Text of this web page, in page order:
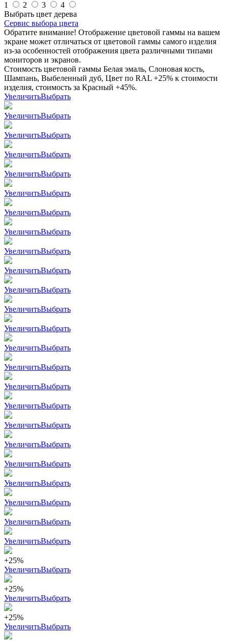
1
2 3
4
Выбрать цвет дерева
Сервис выбора цвета
Обратите внимание! Отображение цветовой гаммы на вашем
экране может отличаться от цветовой гаммы самого изделия
из-за особенностей отображения цвета различными типами
мониторов и экранов.
Стоимость цветовой гаммы Белая эмаль, Слоновая кость,
Шампань, Выбеленный дуб, Цвет по RAL +25% к стоимости
изделия, стоимость за Красный +45%.
УвеличитьВыбрать
УвеличитьВыбрать
УвеличитьВыбрать
УвеличитьВыбрать
УвеличитьВыбрать
УвеличитьВыбрать
УвеличитьВыбрать
УвеличитьВыбрать
УвеличитьВыбрать
УвеличитьВыбрать
УвеличитьВыбрать
УвеличитьВыбрать
УвеличитьВыбрать
УвеличитьВыбрать
УвеличитьВыбрать
УвеличитьВыбрать
УвеличитьВыбрать
УвеличитьВыбрать
УвеличитьВыбрать
УвеличитьВыбрать
УвеличитьВыбрать
УвеличитьВыбрать
УвеличитьВыбрать
УвеличитьВыбрать
+25%
УвеличитьВыбрать
+25%
УвеличитьВыбрать
+25%
УвеличитьВыбрать